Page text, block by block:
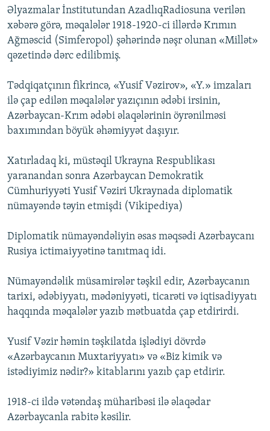
Əlyazmalar İnstitutundan AzadlıqRadiosuna verilən
xəbərə görə, məqalələr 1918-1920-ci illərdə Krımın
Ağməscid (Simferopol) şəhərində nəşr olunan «Millət»
qəzetində dərc edilibmiş.
Tədqiqatçının fikrincə, «Yusif Vəzirov», «Y.» imzaları
ilə çap edilən məqalələr yazıçının ədəbi irsinin,
Azərbaycan-Krım ədəbi əlaqələrinin öyrənilməsi
baxımından böyük əhəmiyyət daşıyır.
Xatırladaq ki, müstəqil Ukrayna Respublikası
yaranandan sonra Azərbaycan Demokratik
Cümhuriyyəti Yusif Vəziri Ukraynada diplomatik
nümayəndə təyin etmişdi (Vikipediya)
Diplomatik nümayəndəliyin əsas məqsədi Azərbaycanı
Rusiya ictimaiyyətinə tanıtmaq idi.
Nümayəndəlik müsamirələr təşkil edir, Azərbaycanın
tarixi, ədəbiyyatı, mədəniyyəti, ticarəti və iqtisadiyyatı
haqqında məqalələr yazıb mətbuatda çap etdirirdi.
Yusif Vəzir həmin təşkilatda işlədiyi dövrdə
«Azərbaycanın Muxtariyyatı» və «Biz kimik və
istədiyimiz nədir?» kitablarını yazıb çap etdirir.
1918-ci ildə vətəndaş müharibəsi ilə əlaqədar
Azərbaycanla rabitə kəsilir.